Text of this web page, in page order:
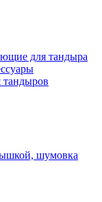
для тандыра
тандыров
шумовка